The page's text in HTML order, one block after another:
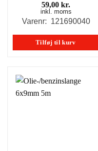
59,00 kr.
inkl. moms
Varenr: 121690040
Tilføj til kurv